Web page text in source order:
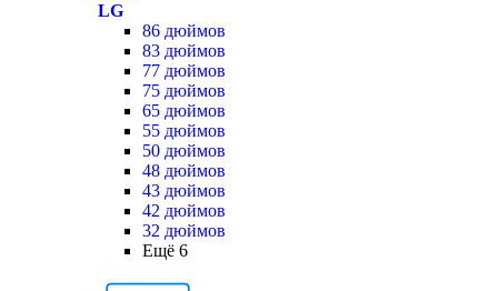
LG
86 дюймов
83 дюймов
77 дюймов
75 дюймов
65 дюймов
55 дюймов
50 дюймов
48 дюймов
43 дюймов
42 дюймов
32 дюймов
Ещё 6